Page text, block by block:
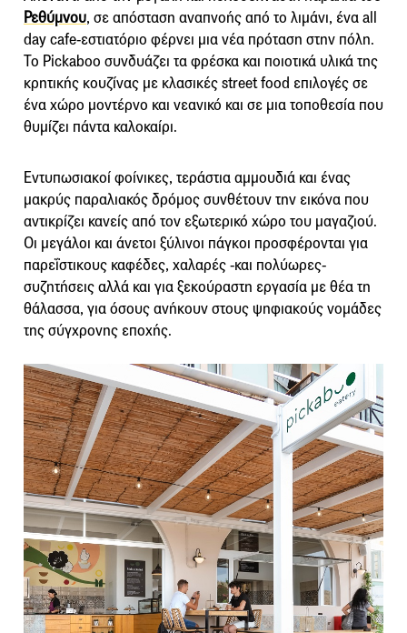
Ρεθύμνου, σε απόσταση αναπνοής από το λιμάνι, ένα all
day cafe-εστιατόριο φέρνει μια νέα πρόταση στην πόλη.
Το Pickaboo συνδυάζει τα φρέσκα και ποιοτικά υλικά της
κρητικής κουζίνας με κλασικές street food επιλογές σε
ένα χώρο μοντέρνο και νεανικό και σε μια τοποθεσία που
θυμίζει πάντα καλοκαίρι.
Εντυπωσιακοί φοίνικες, τεράστια αμμουδιά και ένας
μακρύς παραλιακός δρόμος συνθέτουν την εικόνα που
αντικρίζει κανείς από τον εξωτερικό χώρο του μαγαζιού.
Οι μεγάλοι και άνετοι ξύλινοι πάγκοι προσφέρονται για
παρεΐστικους καφέδες, χαλαρές -και πολύωρες-
συζητήσεις αλλά και για ξεκούραστη εργασία με θέα τη
θάλασσα, για όσους ανήκουν στους ψηφιακούς νομάδες
της σύγχρονης εποχής.